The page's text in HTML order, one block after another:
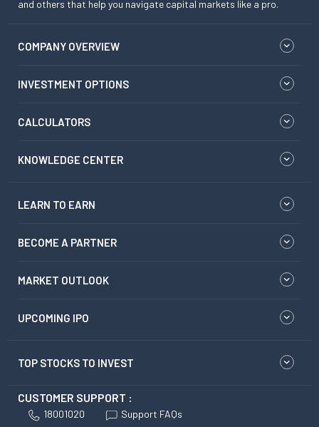
and others that help you navigate capital markets like a pro.
COMPANY OVERVIEW
INVESTMENT OPTIONS
CALCULATORS
KNOWLEDGE CENTER
LEARN TO EARN
BECOME A PARTNER
MARKET OUTLOOK
UPCOMING IPO
TOP STOCKS TO INVEST
CUSTOMER SUPPORT :
18001020 Support FAQs